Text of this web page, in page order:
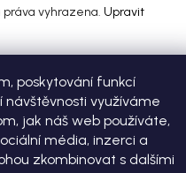
poskytování funkcí
využíváme
jak náš web používáte,
média, inzerci a
zkombinovat s dalšími
práva vyhrazena. Upravit